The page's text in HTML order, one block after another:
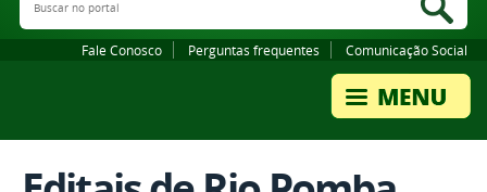
Fale Conosco Perguntas frequentes Comunicação Social